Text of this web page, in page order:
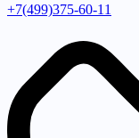
+7(499)375-60-11